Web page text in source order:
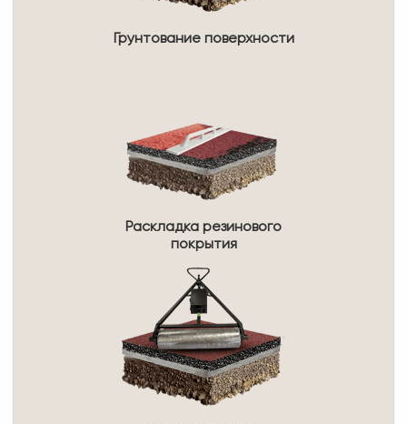
Грунтование поверхности
Раскладка резинового
покрытия